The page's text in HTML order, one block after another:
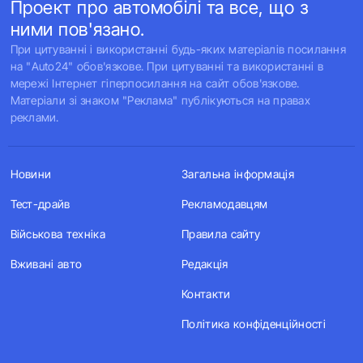
Проект про автомобілі та все, що з
ними пов'язано.
При цитуванні і використанні будь-яких матеріалів посилання
на "Auto24" обов'язкове. При цитуванні та використанні в
мережі Інтернет гіперпосилання на сайт обов'язкове.
Матеріали зі знаком "Реклама" публікуються на правах
реклами.
Новини
Тест-драйв
Військова техніка
Вживані авто
Загальна інформація
Рекламодавцям
Правила сайту
Редакція
Контакти
Політика конфіденційності